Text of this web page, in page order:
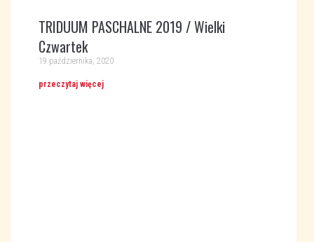
TRIDUUM PASCHALNE 2019 / Wielki
Czwartek
19 października, 2020
przeczytaj więcej